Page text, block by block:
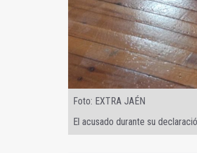
Foto: EXTRA JAÉN
El acusado durante su